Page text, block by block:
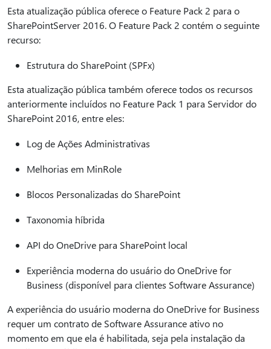
Esta atualização pública oferece o Feature Pack 2 para o
SharePointServer 2016. O Feature Pack 2 contém o seguinte
recurso:
Estrutura do SharePoint (SPFx)
Esta atualização pública também oferece todos os recursos
anteriormente incluídos no Feature Pack 1 para Servidor do
SharePoint 2016, entre eles:
Log de Ações Administrativas
Melhorias em MinRole
Blocos Personalizadas do SharePoint
Taxonomia híbrida
API do OneDrive para SharePoint local
Experiência moderna do usuário do OneDrive for
Business (disponível para clientes Software Assurance)
A experiência do usuário moderna do OneDrive for Business
requer um contrato de Software Assurance ativo no
momento em que ela é habilitada, seja pela instalação da